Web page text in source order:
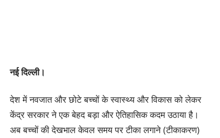
नई दिल्ली।
देश में नवजात और छोटे बच्चों के स्वास्थ्य और विकास को लेकर
केंद्र सरकार ने एक बेहद बड़ा और ऐतिहासिक कदम उठाया है।
अब बच्चों की देखभाल केवल समय पर टीका लगाने (टीकाकरण)